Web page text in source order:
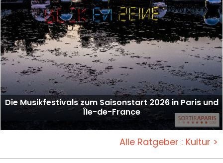
Die Musikfestivals zum Saisonstart 2026 in Paris und
Île-de-France
Alle Ratgeber : Kultur >